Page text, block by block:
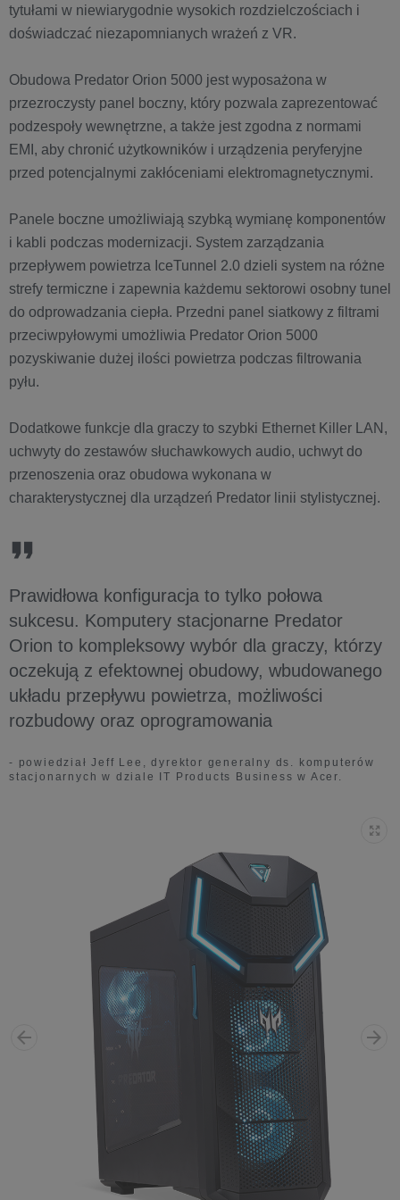
tytułami w niewiarygodnie wysokich rozdzielczościach i
doświadczać niezapomnianych wrażeń z VR.
Obudowa Predator Orion 5000 jest wyposażona w
przezroczysty panel boczny, który pozwala zaprezentować
podzespoły wewnętrzne, a także jest zgodna z normami
EMI, aby chronić użytkowników i urządzenia peryferyjne
przed potencjalnymi zakłóceniami elektromagnetycznymi.
Panele boczne umożliwiają szybką wymianę komponentów
i kabli podczas modernizacji. System zarządzania
przepływem powietrza IceTunnel 2.0 dzieli system na różne
strefy termiczne i zapewnia każdemu sektorowi osobny tunel
do odprowadzania ciepła. Przedni panel siatkowy z filtrami
przeciwpyłowymi umożliwia Predator Orion 5000
pozyskiwanie dużej ilości powietrza podczas filtrowania
pyłu.
Dodatkowe funkcje dla graczy to szybki Ethernet Killer LAN,
uchwyty do zestawów słuchawkowych audio, uchwyt do
przenoszenia oraz obudowa wykonana w
charakterystycznej dla urządzeń Predator linii stylistycznej.
Prawidłowa konfiguracja to tylko połowa
sukcesu. Komputery stacjonarne Predator
Orion to kompleksowy wybór dla graczy, którzy
oczekują z efektownej obudowy, wbudowanego
układu przepływu powietrza, możliwości
rozbudowy oraz oprogramowania
- powiedział Jeff Lee, dyrektor generalny ds. komputerów
stacjonarnych w dziale IT Products Business w Acer.